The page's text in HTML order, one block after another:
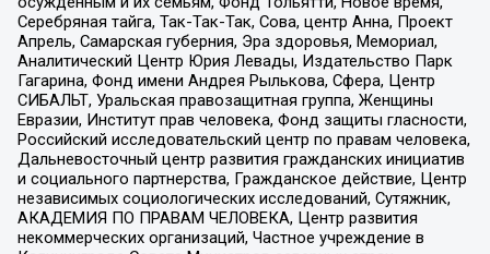
Серебряная тайга, Так-Так-Так, Сова, центр Анна, Проект
Апрель, Самарская губерния, Эра здоровья, Мемориал,
Аналитический Центр Юрия Левады, Издательство Парк
Гагарина, Фонд имени Андрея Рылькова, Сфера, Центр
СИБАЛЬТ, Уральская правозащитная группа, Женщины
Евразии, Институт прав человека, Фонд защиты гласности,
Российский исследовательский центр по правам человека,
Дальневосточный центр развития гражданских инициатив
и социального партнерства, Гражданское действие, Центр
независимых социологических исследований, Сутяжник,
АКАДЕМИЯ ПО ПРАВАМ ЧЕЛОВЕКА, Центр развития
некоммерческих организаций, Частное учреждение в